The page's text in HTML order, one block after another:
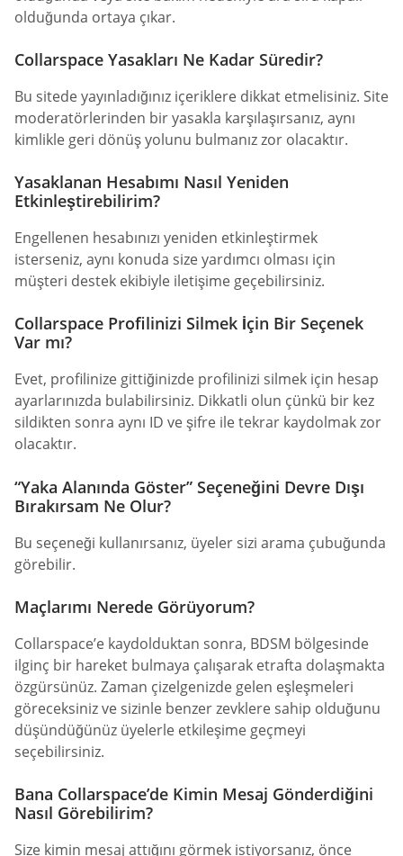
olduğunda ortaya çıkar.
Collarspace Yasakları Ne Kadar Süredir?
Bu sitede yayınladığınız içeriklere dikkat etmelisiniz. Site
moderatörlerinden bir yasakla karşılaşırsanız, aynı
kimlikle geri dönüş yolunu bulmanız zor olacaktır.
Yasaklanan Hesabımı Nasıl Yeniden
Etkinleştirebilirim?
Engellenen hesabınızı yeniden etkinleştirmek
isterseniz, aynı konuda size yardımcı olması için
müşteri destek ekibiyle iletişime geçebilirsiniz.
Collarspace Profilinizi Silmek İçin Bir Seçenek
Var mı?
Evet, profilinize gittiğinizde profilinizi silmek için hesap
ayarlarınızda bulabilirsiniz. Dikkatli olun çünkü bir kez
sildikten sonra aynı ID ve şifre ile tekrar kaydolmak zor
olacaktır.
“Yaka Alanında Göster” Seçeneğini Devre Dışı
Bırakırsam Ne Olur?
Bu seçeneği kullanırsanız, üyeler sizi arama çubuğunda
görebilir.
Maçlarımı Nerede Görüyorum?
Collarspace’e kaydolduktan sonra, BDSM bölgesinde
ilginç bir hareket bulmaya çalışarak etrafta dolaşmakta
özgürsünüz. Zaman çizelgenizde gelen eşleşmeleri
göreceksiniz ve sizinle benzer zevklere sahip olduğunu
düşündüğünüz üyelerle etkileşime geçmeyi
seçebilirsiniz.
Bana Collarspace’de Kimin Mesaj Gönderdiğini
Nasıl Görebilirim?
Size kimin mesaj attığını görmek istiyorsanız, önce